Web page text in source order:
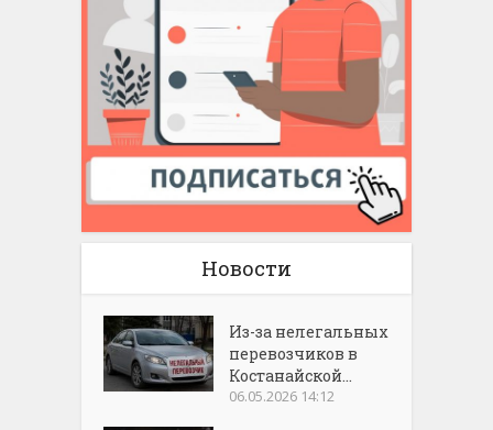
Новости
Из-за нелегальных
перевозчиков в
Костанайской...
06.05.2026 14:12